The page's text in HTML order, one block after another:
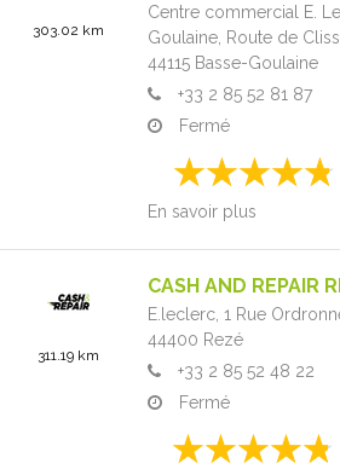
303.02 km
Centre commercial E.
Goulaine, Route de
44115 Basse-Goulaine
+33 2 85 52 81 87
Fermé
En savoir plus
311.19 km
CASH AND REPAIR
E.leclerc, 1 Rue
44400 Rezé
+33 2 85 52 48 22
Fermé